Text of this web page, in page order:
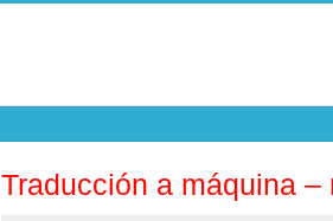
Traducción a máquina